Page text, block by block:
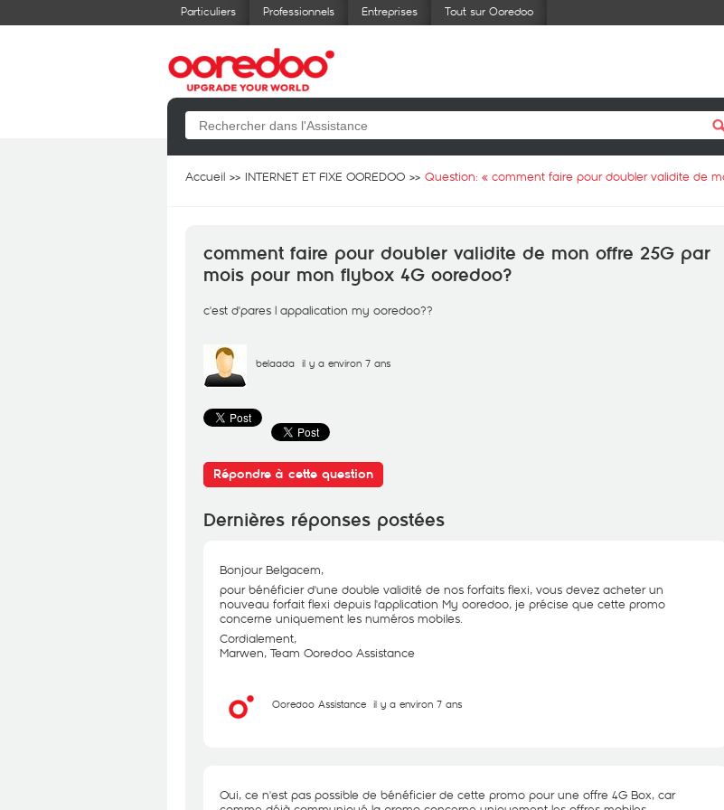
Particuliers Professionnels Entreprises Tout sur Ooredoo
Accueil INTERNET ET FIXE OOREDOO Question: « comment faire pour doubler validite de
comment faire pour doubler validite de mon offre 25G par
mois pour mon flybox 4G ooredoo?
c'est d'pares l appalication my ooredoo??
belaada il y a environ 7 ans
Répondre à cette question
Dernières réponses postées
Bonjour Belgacem,
pour bénéficier d'une double validité de nos forfaits flexi, vous devez acheter un
nouveau forfait flexi depuis l'application My ooredoo, je précise que cette promo
concerne uniquement les numéros mobiles.
Cordialement,
Marwen, Team Ooredoo Assistance
Ooredoo Assistance il y a environ 7 ans
Oui, ce n'est pas possible de bénéficier de cette promo pour une offre 4G Box, car